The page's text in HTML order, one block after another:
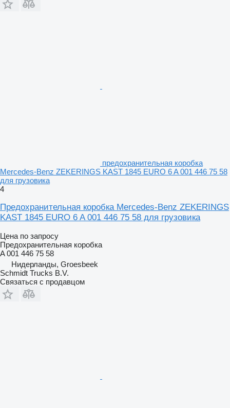
предохранительная коробка
Mercedes-Benz ZEKERINGS KAST 1845 EURO 6 A 001 446 75 58
для грузовика
4
Предохранительная коробка Mercedes-Benz ZEKERINGS
KAST 1845 EURO 6 A 001 446 75 58 для грузовика
Цена по запросу
Предохранительная коробка
A 001 446 75 58
Нидерланды, Groesbeek
Schmidt Trucks B.V.
Связаться с продавцом